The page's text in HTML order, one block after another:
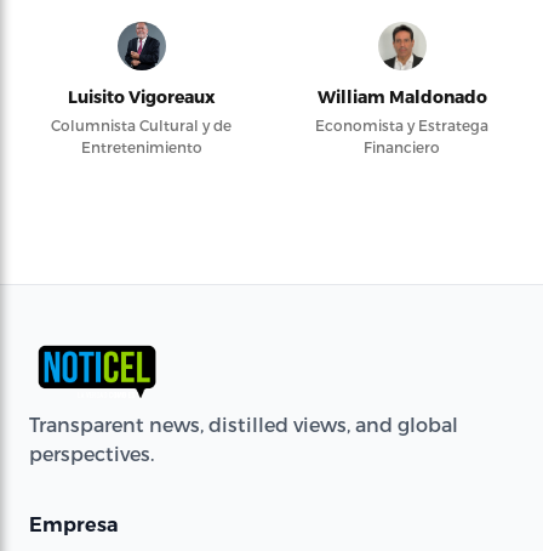
Luisito Vigoreaux
Columnista Cultural y de
Entretenimiento
William Maldonado
Economista y Estratega
Financiero
Transparent news, distilled views, and global
perspectives.
Empresa